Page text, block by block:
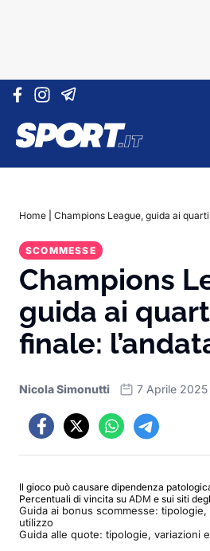
Vai al contenuto
Home Champions League, guida ai quarti
SCOMMESSE
Champions
guida ai
finale:
Nicola Simonutti 7 Aprile 2025
Il gioco può causare dipendenza
Percentuali di vincita su ADM e sui siti
Guida ai bonus scommesse:
utilizzo
Guida alle quote: tipologie, variazioni